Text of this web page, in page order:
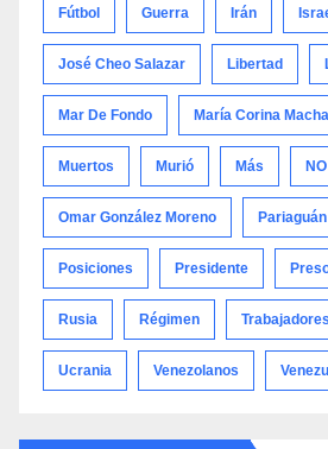
Fútbol Guerra Irán
José Cheo Salazar Libertad
Mar De Fondo María Corina
Muertos Murió Más NO
Omar González Moreno Pariaguán
Posiciones Presidente
Rusia Régimen Trabajadores
Ucrania Venezolanos